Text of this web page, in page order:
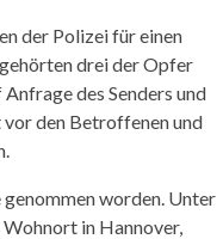
der Polizei für einen
drei der Opfer
des Senders und
vor den Betroffenen und
worden. Unter
in Hannover,